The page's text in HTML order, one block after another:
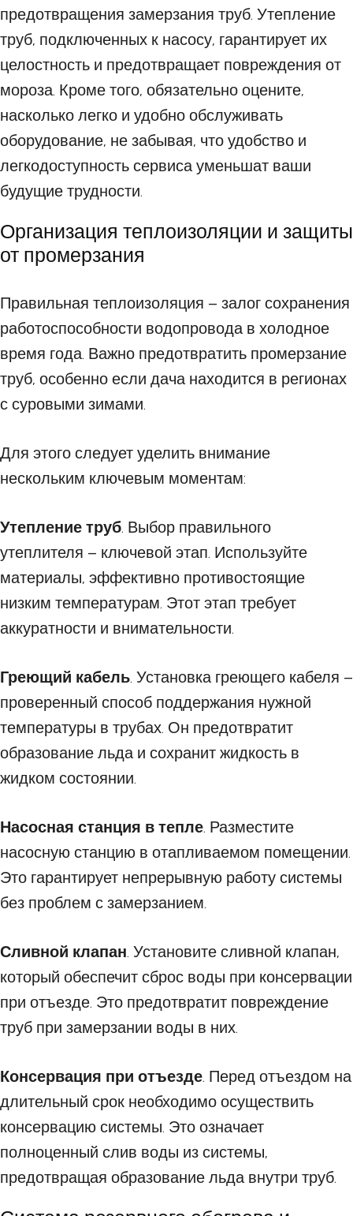
предотвращения замерзания труб. Утепление
труб, подключенных к насосу, гарантирует их
целостность и предотвращает повреждения от
мороза. Кроме того, обязательно оцените,
насколько легко и удобно обслуживать
оборудование, не забывая, что удобство и
легкодоступность сервиса уменьшат ваши
будущие трудности.
Организация теплоизоляции и защиты
от промерзания
Правильная теплоизоляция – залог сохранения
работоспособности водопровода в холодное
время года. Важно предотвратить промерзание
труб, особенно если дача находится в регионах
с суровыми зимами.
Для этого следует уделить внимание
нескольким ключевым моментам:
Утепление труб. Выбор правильного
утеплителя – ключевой этап. Используйте
материалы, эффективно противостоящие
низким температурам. Этот этап требует
аккуратности и внимательности.
Греющий кабель. Установка греющего кабеля –
проверенный способ поддержания нужной
температуры в трубах. Он предотвратит
образование льда и сохранит жидкость в
жидком состоянии.
Насосная станция в тепле. Разместите
насосную станцию в отапливаемом помещении.
Это гарантирует непрерывную работу системы
без проблем с замерзанием.
Сливной клапан. Установите сливной клапан,
который обеспечит сброс воды при консервации
при отъезде. Это предотвратит повреждение
труб при замерзании воды в них.
Консервация при отъезде. Перед отъездом на
длительный срок необходимо осуществить
консервацию системы. Это означает
полноценный слив воды из системы,
предотвращая образование льда внутри труб.